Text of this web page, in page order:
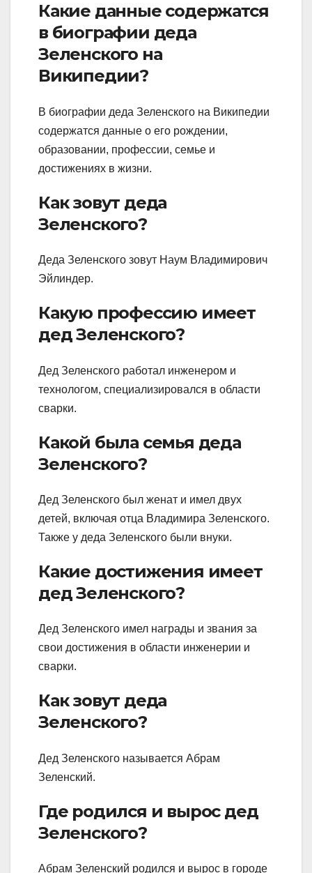
Какие данные содержатся
в биографии деда
Зеленского на
Википедии?
В биографии деда Зеленского на Википедии
содержатся данные о его рождении,
образовании, профессии, семье и
достижениях в жизни.
Как зовут деда
Зеленского?
Деда Зеленского зовут Наум Владимирович
Эйлиндер.
Какую профессию имеет
дед Зеленского?
Дед Зеленского работал инженером и
технологом, специализировался в области
сварки.
Какой была семья деда
Зеленского?
Дед Зеленского был женат и имел двух
детей, включая отца Владимира Зеленского.
Также у деда Зеленского были внуки.
Какие достижения имеет
дед Зеленского?
Дед Зеленского имел награды и звания за
свои достижения в области инженерии и
сварки.
Как зовут деда
Зеленского?
Дед Зеленского называется Абрам
Зеленский.
Где родился и вырос дед
Зеленского?
Абрам Зеленский родился и вырос в городе